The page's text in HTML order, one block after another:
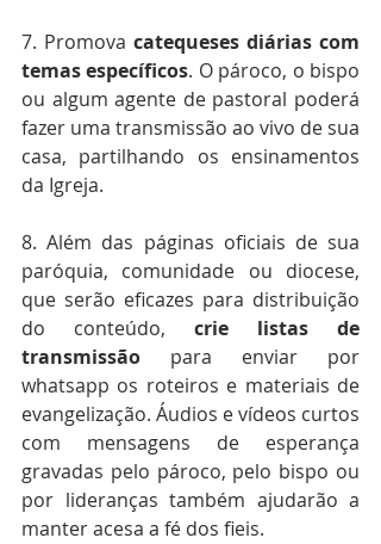
7. Promova catequeses diárias com
temas específicos. O pároco, o bispo
ou algum agente de pastoral poderá
fazer uma transmissão ao vivo de sua
casa, partilhando os ensinamentos
da Igreja.
8. Além das páginas oficiais de sua
paróquia, comunidade ou diocese,
que serão eficazes para distribuição
do conteúdo, crie listas de
transmissão para enviar por
whatsapp os roteiros e materiais de
evangelização. Áudios e vídeos curtos
com mensagens de esperança
gravadas pelo pároco, pelo bispo ou
por lideranças também ajudarão a
manter acesa a fé dos fieis.